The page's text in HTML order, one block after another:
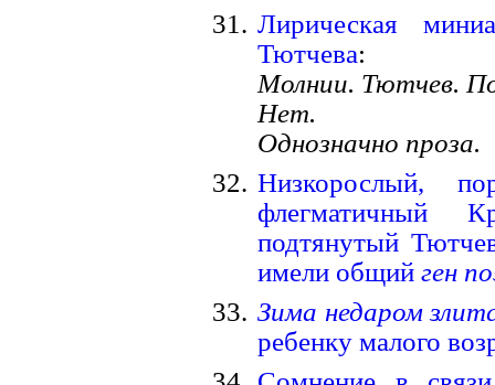
Лирическая
Тютчева:
Молнии. Тютчев.
Нет.
Однозначно проза.
Низкорослый,
флегматичный
подтянутый
имели общий ген
Зима недаром
ребенку малого